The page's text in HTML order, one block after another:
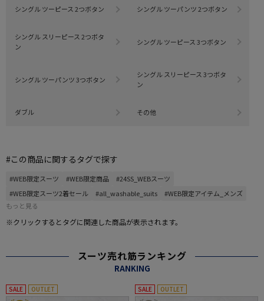
シングル ツーピース 2つボタン シングル ツーパンツ 2つボタン
シングル スリーピース 2つボタ
ン
シングル ツーピース 3つボタン
シングル ツーパンツ 3つボタン
シングル スリーピース 3つボタ
ン
ダブル その他
#この商品に関するタグで探す
#WEB限定スーツ #WEB限定商品
#24SS_WEBスーツ
#WEB限定スーツ2着セール
#all_washable_suits
#WEB限定アイテム_メンズ
もっと見る
※クリックするとタグに関連した商品が表示されます。
スーツ売れ筋ランキング
RANKING
SALE OUTLET SALE OUTLET